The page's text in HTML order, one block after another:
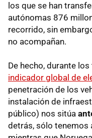
los que se han
autónomas 876
recorrido, sin
no acompañan.
De hecho, durante
indicador global de
penetración de los
instalación de
público) nos sitúa
detrás, sólo tenemos